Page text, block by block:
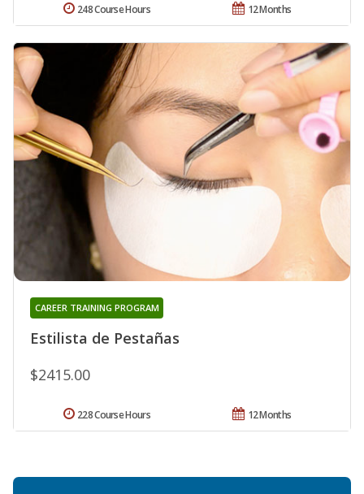
12 Months
248 Course Hours
Estilista de Pestañas
CAREER TRAINING PROGRAM
$2415.00
12 Months
228 Course Hours